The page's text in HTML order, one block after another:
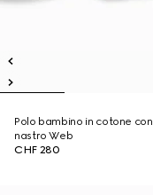
Polo bambino in cotone con
nastro Web
CHF 280